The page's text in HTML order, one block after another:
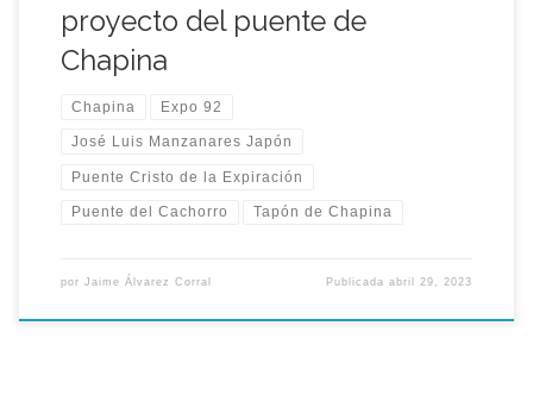
proyecto del puente de
Chapina
Chapina Expo 92
José Luis Manzanares Japón
Puente Cristo de la Expiración
Puente del Cachorro Tapón de Chapina
por Jaime Álvarez Corral Publicadaabril 29, 2023